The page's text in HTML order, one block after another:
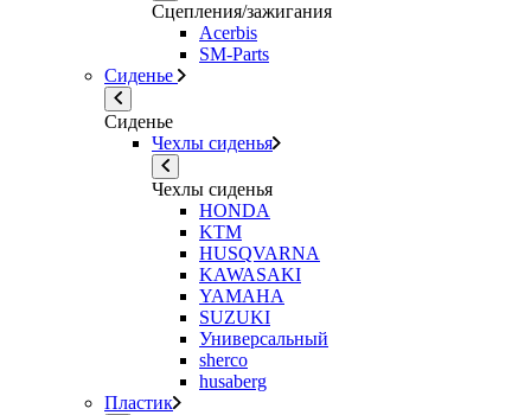
Сцепления/зажигания
Acerbis
SM-Parts
Сиденье
Сиденье
Чехлы сиденья
Чехлы сиденья
HONDA
KTM
HUSQVARNA
KAWASAKI
YAMAHA
SUZUKI
Универсальный
sherco
husaberg
Пластик